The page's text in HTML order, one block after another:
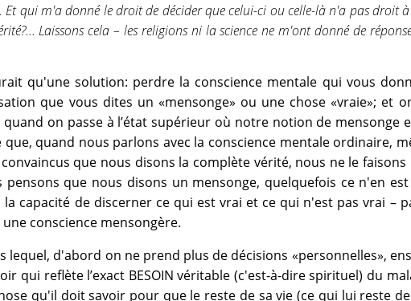
Et qui m'a donné le droit de décider que celui-ci ou celle-là n'a pas droit
Laissons cela – les religions ni la science ne m'ont donné de
qu'une solution: perdre la conscience mentale qui vous
que vous dites un «mensonge» ou une chose «vraie»; et
on passe à l’état supérieur où notre notion de mensonge
quand nous parlons avec la conscience mentale ordinaire,
que nous disons la complète vérité, nous ne le faisons
que nous disons un mensonge, quelquefois ce n'en
capacité de discerner ce qui est vrai et ce qui n'est pas vrai –
conscience mensongère.
lequel, d'abord on ne prend plus de décisions «personnelles»,
qui reflète l’exact BESOIN véritable (c'est-à-dire spirituel) du
qu'il doit savoir pour que le reste de sa vie (ce qui lui reste